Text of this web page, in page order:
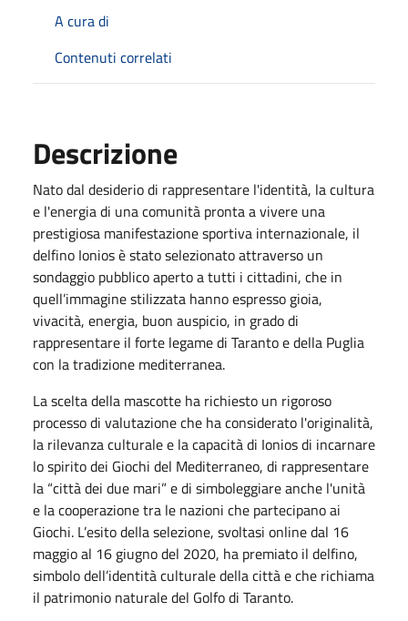
A cura di
Contenuti correlati
Descrizione
Nato dal desiderio di rappresentare l'identità, la cultura
e l'energia di una comunità pronta a vivere una
prestigiosa manifestazione sportiva internazionale, il
delfino Ionios è stato selezionato attraverso un
sondaggio pubblico aperto a tutti i cittadini, che in
quell’immagine stilizzata hanno espresso gioia,
vivacità, energia, buon auspicio, in grado di
rappresentare il forte legame di Taranto e della Puglia
con la tradizione mediterranea.
La scelta della mascotte ha richiesto un rigoroso
processo di valutazione che ha considerato l'originalità,
la rilevanza culturale e la capacità di Ionios di incarnare
lo spirito dei Giochi del Mediterraneo, di rappresentare
la “città dei due mari” e di simboleggiare anche l'unità
e la cooperazione tra le nazioni che partecipano ai
Giochi. L’esito della selezione, svoltasi online dal 16
maggio al 16 giugno del 2020, ha premiato il delfino,
simbolo dell’identità culturale della città e che richiama
il patrimonio naturale del Golfo di Taranto.